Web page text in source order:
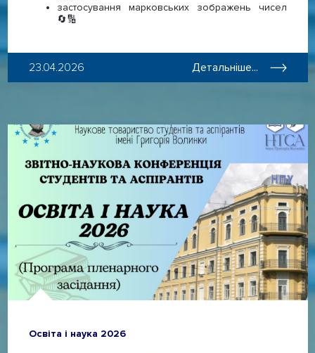
застосування марковських зображень чисел
🔄🔢
23.04.2026 Детальніше...
Освіта і наука 2026